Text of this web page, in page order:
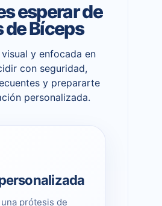
esperar de
de Bíceps
y enfocada en
con seguridad,
y prepararte
personalizada.
prótesis de